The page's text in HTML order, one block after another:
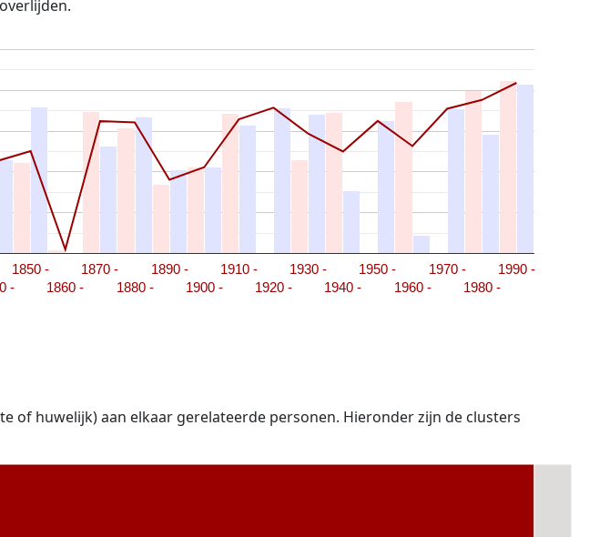
-
1850 -
1860 -
1870 -
1880 -
1890 -
1900 -
1910 -
1920 -
1930 -
1940 -
1950 -
1960 -
1970 -
1980 -
1990 -
of huwelijk) aan elkaar gerelateerde personen. Hieronder zijn de clusters